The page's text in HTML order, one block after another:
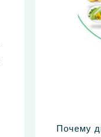
Почему